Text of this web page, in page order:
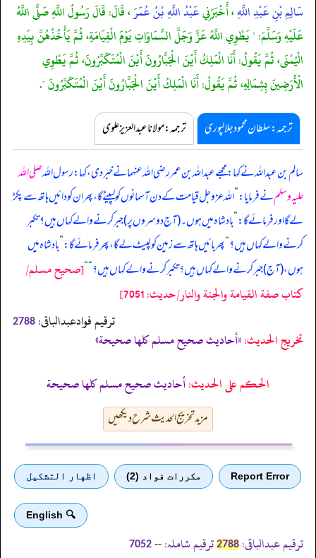
سَالِمِ بْنِ عَبْدِ اللَّهِ، أَخْبَرَنِيعَبْدُ اللَّهِ بْنُ عُمَرَ، قَالَ: قَالَ رَسُولُ اللَّهِ صَلَّى اللَّهُ
عَلَيْهِ وَسَلَّمَ: " يَطْوِي اللَّهُ عَزَّ وَجَلَّ السَّمَاوَاتِ يَوْمَ الْقِيَامَةِ، ثُمَّ يَأْخُذُهُنَّ بِيَدِهِ
الْيُمْنَى، ثُمَّ يَقُولُ: أَنَا الْمَلِكُ أَيْنَ الْجَبَّارُونَ أَيْنَ الْمُتَكَبِّرُونَ، ثُمَّ يَطْوِي
الْأَرَضِينَ بِشِمَالِهِ، ثُمَّ يَقُولُ: أَنَا الْمَلِكُ أَيْنَ الْجَبَّارُونَ أَيْنَ الْمُتَكَبِّرُونَ ".
ترجمہ:سلطان محمود جلالپوری ترجمہ:مولانا عبدالعزیز علوی
سالم بن عبداللہ نے کہا: مجھے عبداللہ بن عمر رضی اللہ عنہما نے خبر دی، کہا: رسول اللہصلی اللہ
علیہ وسلمنے فرمایا:”اللہ عزوجل قیامت کے دن آسمانوں کو لپیٹے گا، پھر ان کو دائیں ہاتھ سے پکڑ
لے گا اور فرمائے گا:”بادشاہ میں ہوں۔ (آج دوسروں پر) جبر کرنے والے کہاں ہیں؟ تکبر
کرنے والے کہاں ہیں؟“پھر بائیں ہاتھ سے زمین کو لپیٹ لے گا، پھر فرمائے گا:”بادشاہ میں
ہوں، (آج) جبر کرنے والے کہاں ہیں؟ تکبر کرنے والے کہاں ہیں؟“
“[صحيح مسلم/
كتاب صفة القيامة والجنة والنار/حدیث: 7051]
ترقیم فوادعبدالباقی: 2788
تخریج الحدیث:«أحاديث صحيح مسلم كلها صحيحة»
الحكم على الحديث:أحاديث صحيح مسلم كلها صحيحة
مزید تخریج الحدیث شرح دیکھیں
Report Error مكررات فواد (2) اظهار التشكيل
🔍 English
ترقیم عبدالباقی: 2788 ترقیم شاملہ: --
7052